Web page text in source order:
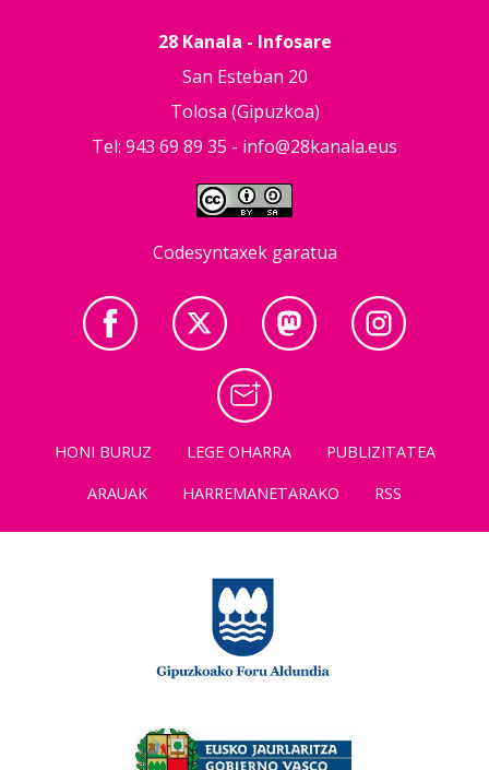
28 Kanala - Infosare
San Esteban 20
Tolosa (Gipuzkoa)
Tel: 943 69 89 35 - info@28kanala.eus
Codesyntaxek garatua
HONI BURUZ LEGE OHARRA
PUBLIZITATEA
ARAUAK
HARREMANETARAKO RSS